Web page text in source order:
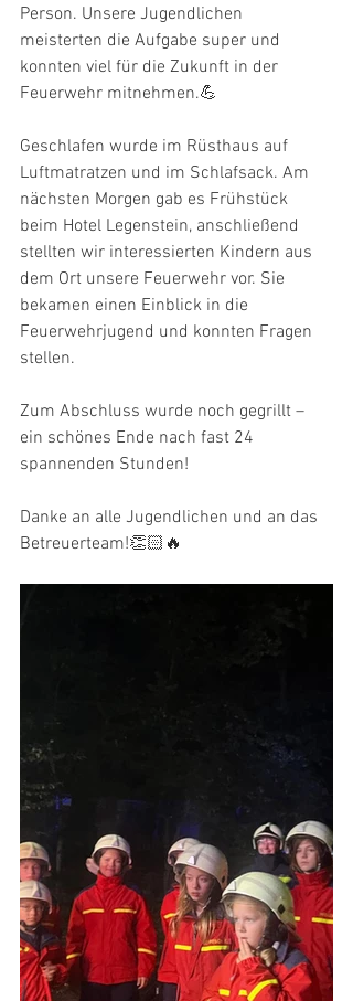
Person. Unsere Jugendlichen
meisterten die Aufgabe super und
konnten viel für die Zukunft in der
Feuerwehr mitnehmen.💪
Geschlafen wurde im Rüsthaus auf
Luftmatratzen und im Schlafsack. Am
nächsten Morgen gab es Frühstück
beim Hotel Legenstein, anschließend
stellten wir interessierten Kindern aus
dem Ort unsere Feuerwehr vor. Sie
bekamen einen Einblick in die
Feuerwehrjugend und konnten Fragen
stellen.
Zum Abschluss wurde noch gegrillt –
ein schönes Ende nach fast 24
spannenden Stunden!
Danke an alle Jugendlichen und an das
Betreuerteam!👏🏻🔥